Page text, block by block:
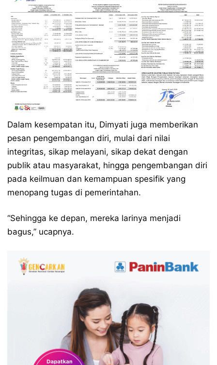
Dalam kesempatan itu, Dimyati juga memberikan
pesan pengembangan diri, mulai dari nilai
integritas, sikap melayani, sikap dekat dengan
publik atau masyarakat, hingga pengembangan diri
pada keilmuan dan kemampuan spesifik yang
menopang tugas di pemerintahan.
“Sehingga ke depan, mereka larinya menjadi
bagus,” ucapnya.